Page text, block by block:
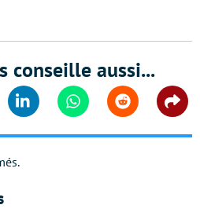
conseille aussi...
Linkedin WhatsappReddit